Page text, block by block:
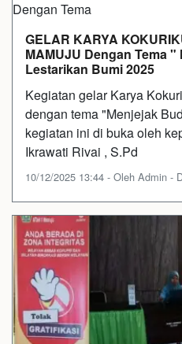
GELAR KARYA
MAMUJU Dengan Tema
Lestarikan Bumi 2025
Kegiatan gelar Karya
dengan tema "Menjejak
kegiatan ini di buka oleh
Ikrawati Rivai , S.Pd
10/12/2025 13:44 - Oleh Admin -